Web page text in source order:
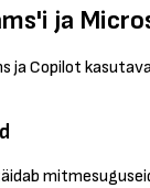
ja
ja Copilot